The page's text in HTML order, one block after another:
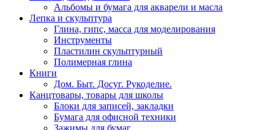
Альбомы и бумага для акварели и масла
Лепка и скульптура
Глина, гипс, масса для моделирования
Инструменты
Пластилин скульптурный
Полимерная глина
Книги
Дом. Быт. Досуг. Рукоделие.
Канцтовары, товары для школы
Блоки для записей, закладки
Бумага для офисной техники
Зажимы для бумаг